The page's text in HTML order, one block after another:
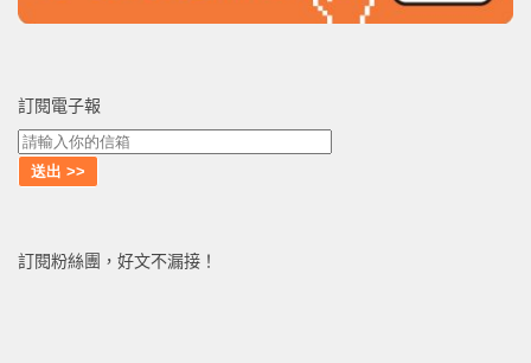
訂閱電子報
訂閱粉絲團，好文不漏接！